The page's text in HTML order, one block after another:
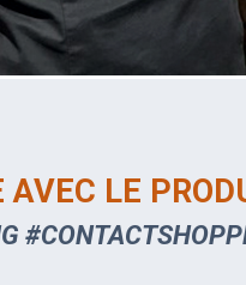
AVEC LE